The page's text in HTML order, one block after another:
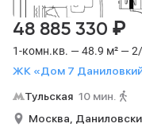
1-комн.кв. — 48.9 м² —
ЖК «Дом 7
48 885 330 ₽
Тульская 10 мин.
Москва,